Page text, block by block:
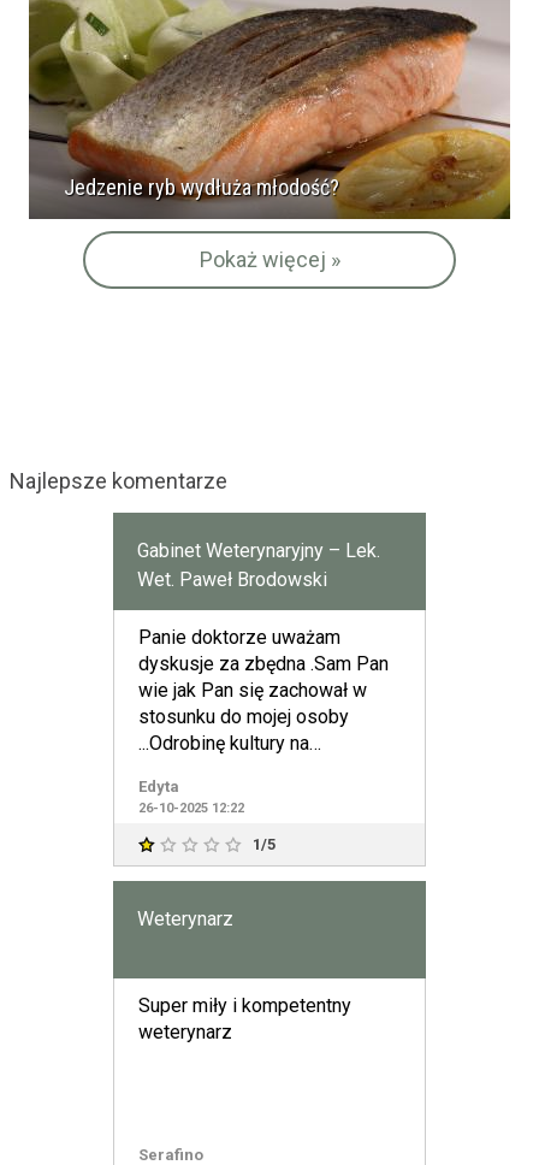
Jedzenie ryb wydłuża młodość?
Pokaż więcej »
Najlepsze komentarze
Gabinet Weterynaryjny – Lek.
Wet. Paweł Brodowski
Panie doktorze uważam
dyskusje za zbędna .Sam Pan
wie jak Pan się zachował w
stosunku do mojej osoby
...Odrobinę kultury na
Pana j
Edyta
26-10-2025 12:22
1/5
Weterynarz
Super miły i kompetentny
weterynarz
Serafino